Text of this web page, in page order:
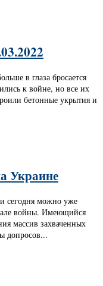
в глаза бросается
к войне, но все их
бетонные укрытия и
Украине
сегодня можно уже
войны. Имеющийся
массив захваченных
допросов...